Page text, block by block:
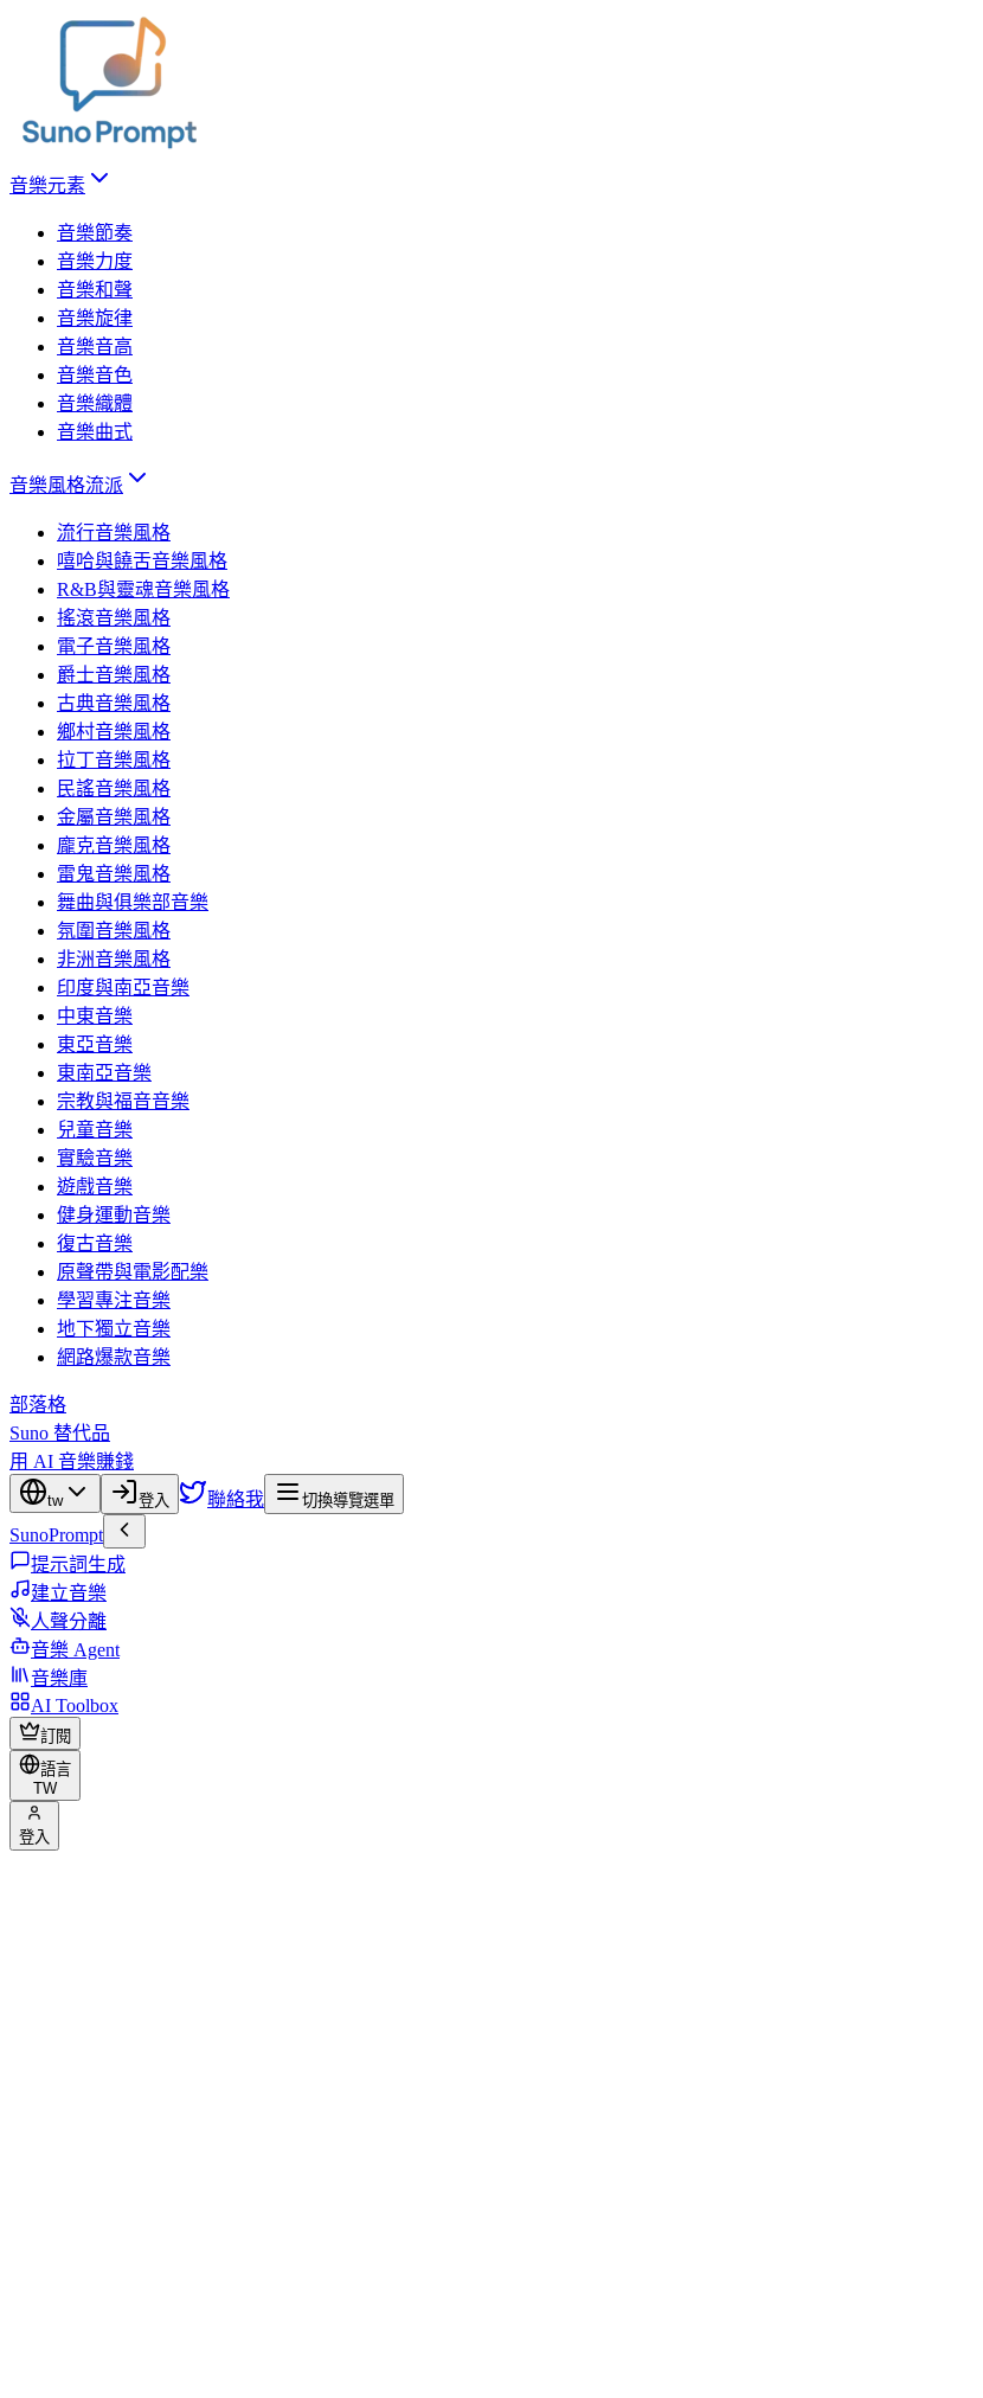
音樂元素
音樂節奏
音樂力度
音樂和聲
音樂旋律
音樂音高
音樂音色
音樂織體
音樂曲式
音樂風格流派
流行音樂風格
嘻哈與饒舌音樂風格
R&B與靈魂音樂風格
搖滾音樂風格
電子音樂風格
爵士音樂風格
古典音樂風格
鄉村音樂風格
拉丁音樂風格
民謠音樂風格
金屬音樂風格
龐克音樂風格
雷鬼音樂風格
舞曲與俱樂部音樂
氛圍音樂風格
非洲音樂風格
印度與南亞音樂
中東音樂
東亞音樂
東南亞音樂
宗教與福音音樂
兒童音樂
實驗音樂
遊戲音樂
健身運動音樂
復古音樂
原聲帶與電影配樂
學習專注音樂
地下獨立音樂
網路爆款音樂
部落格
Suno 替代品
用 AI 音樂賺錢
tw 登入 聯絡我 切換導覽選單
SunoPrompt
提示詞生成
建立音樂
人聲分離
音樂 Agent
音樂庫
AI Toolbox
訂閱
語言
TW
登入